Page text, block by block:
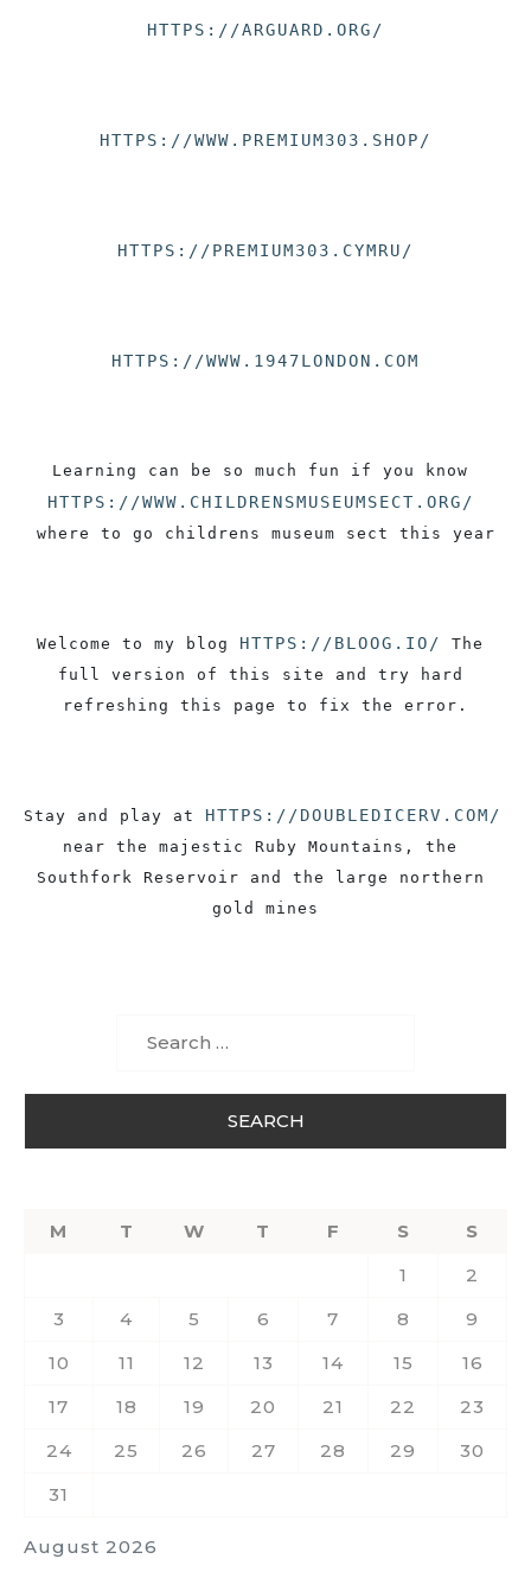
HTTPS://ARGUARD.ORG/
HTTPS://WWW.PREMIUM303.SHOP/
HTTPS://PREMIUM303.CYMRU/
HTTPS://WWW.1947LONDON.COM
HTTPS://WWW.CHILDRENSMUSEUMSECT.ORG/
where to go childrens museum sect this year
Welcome to my blog HTTPS://BLOOG.IO/
The
full version of this site and try hard
refreshing this page to fix the error.
Stay and play at HTTPS://DOUBLEDICERV.COM/
near the majestic Ruby Mountains, the
Southfork Reservoir and the large northern
gold mines
for:
August 2026
M T W T F S
S
1
2
3
4 5 6 7 8
9
10
11 12 13 14 15
16
17
18 19 20 21 22
23
24
25 26 27 28 29
30
31